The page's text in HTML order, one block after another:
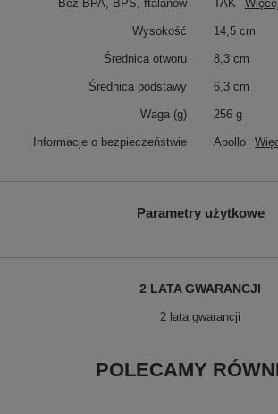
Bez BPA, BPS, ftalanów TAK Więcej
Wysokość 14,5 cm
Średnica otworu 8,3 cm
Średnica podstawy 6,3 cm
Waga (g) 256 g
Informacje o bezpieczeństwie Apollo
Parametry użytkowe
2 LATA GWARANCJI
2 lata gwarancji
POLECAMY